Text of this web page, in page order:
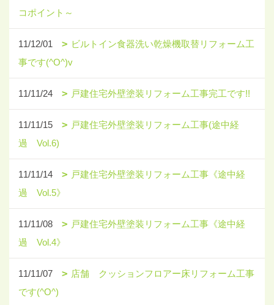
コポイント～
11/12/01
ビルトイン食器洗い乾燥機取替リフォーム工
事です(^O^)v
11/11/24 戸建住宅外壁塗装リフォーム工事完工です!!
11/11/15
戸建住宅外壁塗装リフォーム工事(途中経
過 Vol.6)
11/11/14
戸建住宅外壁塗装リフォーム工事《途中経
過 Vol.5》
11/11/08
戸建住宅外壁塗装リフォーム工事《途中経
過 Vol.4》
11/11/07
店舗 クッションフロアー床リフォーム工事
です(^O^)